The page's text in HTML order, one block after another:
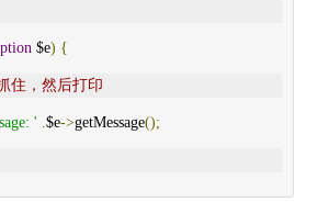
$e) {
住，然后打印
' $e->getMessage();